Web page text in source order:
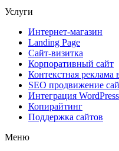
Услуги
Интернет-магазин
Landing Page
Сайт-визитка
Корпоративный сайт
Контекстная реклама
SEO продвижение
Интеграция
Копирайтинг
Поддержка сайтов
Меню